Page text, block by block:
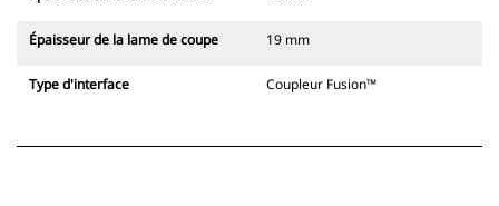
Épaisseur de la lame de coupe 19 mm
Type d'interface Coupleur Fusion™